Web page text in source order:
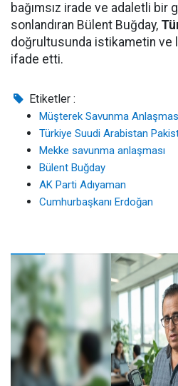
bağımsız irade ve adaletli bir
sonlandıran Bülent Buğday,
doğrultusunda istikametin ve
ifade etti.
Etiketler :
Müşterek Savunma
Türkiye Suudi Arabistan
Mekke savunma anlaşması
Bülent Buğday
AK Parti Adıyaman
Cumhurbaşkanı Erdoğan